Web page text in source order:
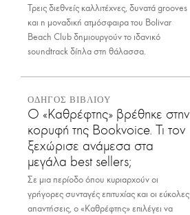
Τρεις διεθνείς καλλιτέχνες, δυνατά grooves
και η μοναδική ατμόσφαιρα του Bolivar
Beach Club δημιουργούν το ιδανικό
soundtrack δίπλα στη θάλασσα.
ΟΔΗΓΟΣ ΒΙΒΛΙΟΥ
Ο «Καθρέφτης» βρέθηκε στην
κορυφή της Bookvoice. Τι τον
ξεχώρισε ανάμεσα στα
μεγάλα best sellers;
Σε μια περίοδο όπου κυριαρχούν οι
γρήγορες συνταγές επιτυχίας και οι εύκολες
απαντήσεις, ο «Καθρέφτης» επιλέγει να